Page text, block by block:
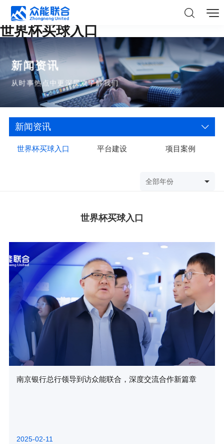
世界杯买球入口
新闻资讯
从时事热点中更深层次了解我们
新闻资讯
世界杯买球入口 平台建设 项目案例
全部年份
世界杯买球入口
南京银行总行领导到访众能联合，深度交流合作新篇章
2025-02-11